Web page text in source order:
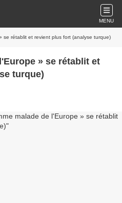
MENU
se rétablit et revient plus fort (analyse turque)
» se rétablit et
turque)